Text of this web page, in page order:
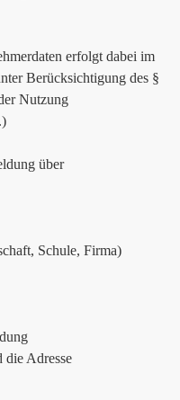
erfolgt dabei im
Berücksichtigung des §
Nutzung
über
Schule, Firma)
die Adresse